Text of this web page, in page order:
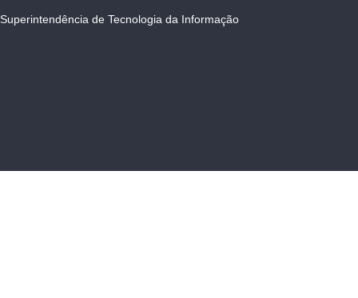
Superintendência de Tecnologia da Informação